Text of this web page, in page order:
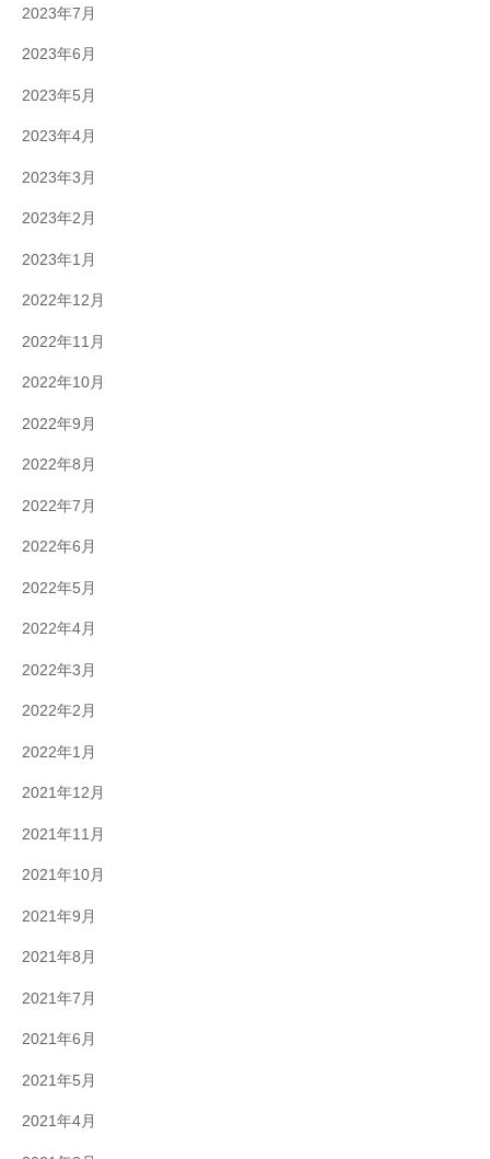
2023年7月
2023年6月
2023年5月
2023年4月
2023年3月
2023年2月
2023年1月
2022年12月
2022年11月
2022年10月
2022年9月
2022年8月
2022年7月
2022年6月
2022年5月
2022年4月
2022年3月
2022年2月
2022年1月
2021年12月
2021年11月
2021年10月
2021年9月
2021年8月
2021年7月
2021年6月
2021年5月
2021年4月